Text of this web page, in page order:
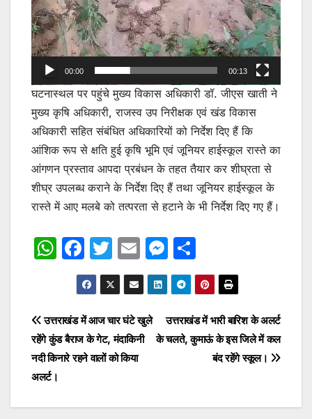
00:00 00:13
घटनास्थल पर पहुंचे मुख्य विकास अधिकारी डॉ. जीएस खाती ने
मुख्य कृषि अधिकारी, राजस्व उप निरीक्षक एवं खंड विकास
अधिकारी सहित संबंधित अधिकारियों को निर्देश दिए हैं कि
आंशिक रूप से क्षति हुई कृषि भूमि एवं जूनियर हाईस्कूल रास्ते का
आंगणन प्रस्ताव आपदा प्रबंधन के तहत तैयार कर शीघ्रता से
शीघ्र उपलब्ध कराने के निर्देश दिए हैं तथा जूनियर हाईस्कूल के
रास्ते में आए मलबे को तत्परता से हटाने के भी निर्देश दिए गए हैं।
W
s
A
p
p
F
a
c
e
b
o
k
T
w
itt
er
E
m
ai
l
M
e
s
s
e
er
h
ar
e
Post
navigation
उत्तराखंड में भारी बारिश के अलर्ट
के चलते, कुमाऊं के इस जिले में कल
बंद रहेंगे स्कूल।
उत्तराखंड में आज चार घंटे खुले
रहेंगे कुंड बैराज के गेट, मंदाकिनी
नदी किनारे रहने वालों को किया
अलर्ट।